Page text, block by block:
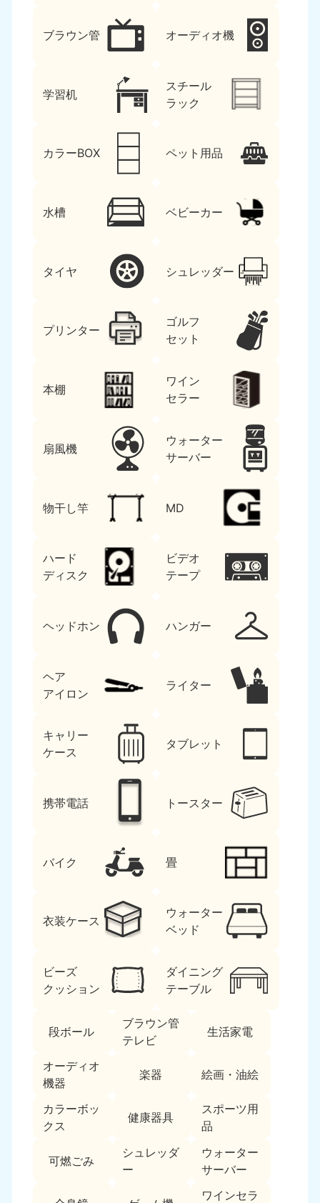
ブラウン管 オーディオ機
学習机
スチール
ラック
カラーBOX ペット用品
水槽 ベビーカー
タイヤ シュレッダー
プリンター
ゴルフ
セット
本棚
ワイン
セラー
扇風機
ウォーター
サーバー
物干し竿 MD
ハード
ディスク
ビデオ
テープ
ヘッドホン ハンガー
ヘア
アイロン
ライター
キャリー
ケース
タブレット
携帯電話 トースター
バイク 畳
衣装ケース
ウォーター
ベッド
ビーズ
クッション
ダイニング
テーブル
段ボール
ブラウン管
テレビ
生活家電
オーディオ
機器
楽器 絵画・油絵
カラーボッ
クス
健康器具
スポーツ用
品
可燃ごみ
シュレッダ
ー
ウォーター
サーバー
ワインセラ
北海道
9:00〜19:00 年中無休
青森県
9:00〜19:00 年中無休
050-1881-5274
9:00〜19:00 年中無休
050-1881-5275
9:00〜19:00 年中無休
山形県 宮城県
050-1881-5272
9:00〜19:00 年中無休